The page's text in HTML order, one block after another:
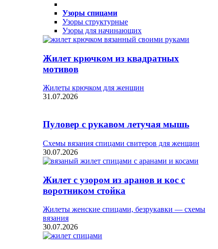
Узоры спицами
Узоры структурные
Узоры для начинающих
Жилет крючком из квадратных
мотивов
Жилеты крючком для женщин
31.07.2026
Пуловер с рукавом летучая мышь
Схемы вязания спицами свитеров для женщин
30.07.2026
Жилет с узором из аранов и кос с
воротником стойка
Жилеты женские спицами, безрукавки — схемы
вязания
30.07.2026